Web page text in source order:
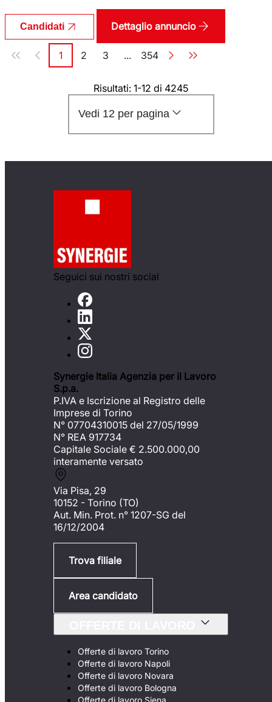
Candidati Dettaglio annuncio
Paginazione
Pagina
1 Pagina
2 Pagina
3 ... Pagina
354
Risultati: 1-12 di 4245
Vedi 12 per pagina
Seguici sui nostri social
Synergie Italia Agenzia per il Lavoro
S.p.a.
P.IVA e Iscrizione al Registro delle
Imprese di Torino
N° 07704310015 del 27/05/1999
N° REA 917734
Capitale Sociale € 2.500.000,00
interamente versato
Via Pisa, 29
10152 - Torino (TO)
Aut. Min. Prot. n° 1207-SG del
16/12/2004
Trova filiale
Area candidato
Offerte di lavoro Torino
Offerte di lavoro Napoli
Offerte di lavoro Novara
Offerte di lavoro Bologna
Offerte di lavoro Siena